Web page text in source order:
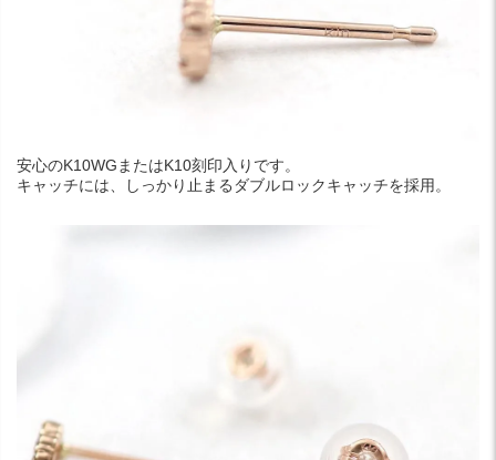
安心のK10WGまたはK10刻印入りです。
キャッチには、しっかり止まるダブルロックキャッチを採用。